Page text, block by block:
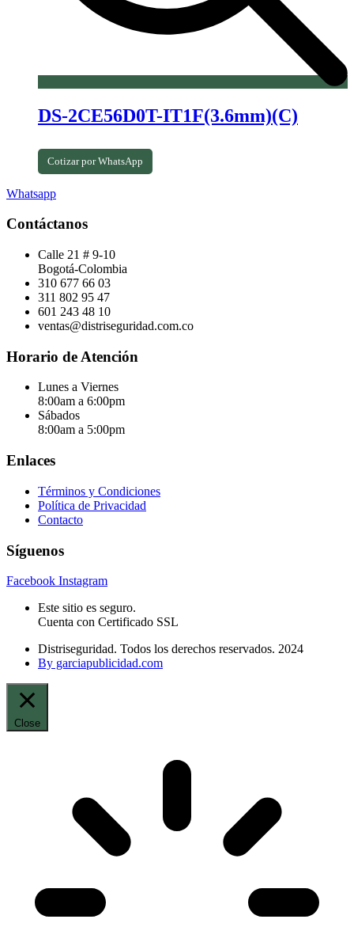
DS-2CE56D0T-IT1F(3.6mm)(C)
Cotizar por WhatsApp
Whatsapp
Contáctanos
Calle 21 # 9-10
Bogotá-Colombia
310 677 66 03
311 802 95 47
601 243 48 10
ventas@distriseguridad.com.co
Horario de Atención
Lunes a Viernes
8:00am a 6:00pm
Sábados
8:00am a 5:00pm
Enlaces
Términos y Condiciones
Política de Privacidad
Contacto
Síguenos
Facebook Instagram
Este sitio es seguro.
Cuenta con Certificado SSL
Distriseguridad. Todos los derechos reservados. 2024
By garciapublicidad.com
Close